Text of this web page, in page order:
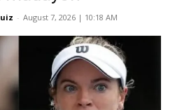
- August 7, 2026 | 10:18 AM